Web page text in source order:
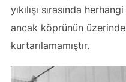
yıkılışı sırasında
ancak köprünün
kurtarılamamıştır.